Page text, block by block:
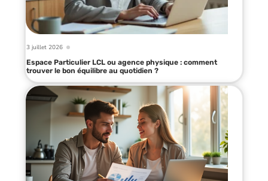
3 juillet 2026
Espace Particulier LCL ou agence physique : comment
trouver le bon équilibre au quotidien ?